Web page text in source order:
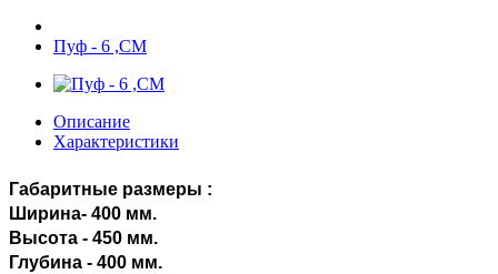
Пуф - 6 ,СМ
Описание
Характеристики
Габаритные размеры :
Ширина- 400 мм.
Высота - 450 мм.
Глубина - 400 мм.